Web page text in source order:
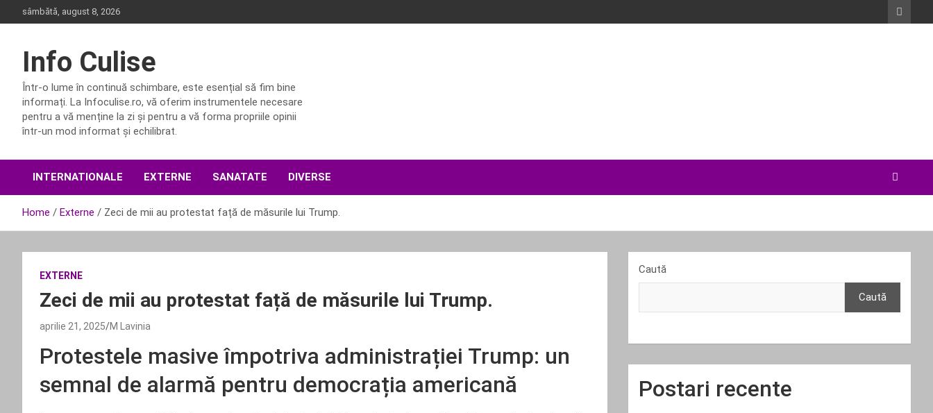
to
sâmbătă, august 8, 2026
Info Culise
Într-o lume în continuă schimbare, este esențial să fim bine
informați. La Infoculise.ro, vă oferim instrumentele necesare
pentru a vă menține la zi și pentru a vă forma propriile opinii
într-un mod informat și echilibrat.
INTERNATIONALE EXTERNE SANATATE DIVERSE
Home Externe Zeci de mii au protestat față de măsurile lui Trump.
EXTERNE
Zeci de mii au protestat față de măsurile lui Trump.
aprilie 21, 2025 M Lavinia
Protestele masive împotriva administrației Trump: un
semnal de alarmă pentru democrația americană
Caută
Caută
Postari recente